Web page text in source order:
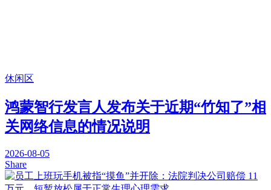
休闲区
鸿蒙智行发言人发布关于近期“竹知了”相
关网络信息的情况说明
2026-08-05
Share